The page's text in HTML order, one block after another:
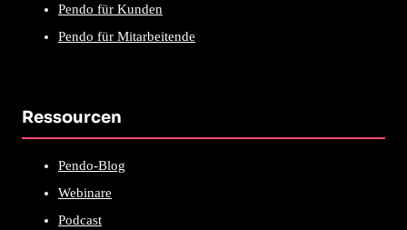
Pendo für Kunden
Pendo für Mitarbeitende
Ressourcen
Pendo-Blog
Webinare
Podcast